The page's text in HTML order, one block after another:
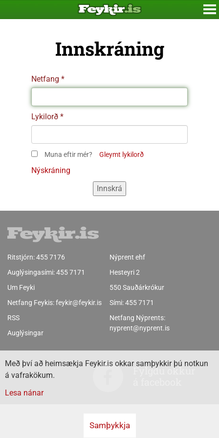
Innskráning
Netfang
Lykilorð
Muna eftir mér? Gleymt lykilorð
Nýskráning
Ritstjórn:455 7176
Auglýsingasími:455 7171
Um Feyki
Netfang Feykis:feykir@feykir.is
RSS
Auglýsingar
Nýprent ehf
Hesteyri 2
550 Sauðárkrókur
Sími:455 7171
Netfang Nýprents:
nyprent@nyprent.is
Fylgdu okkur
Með því að heimsækja Feykir.is okkar samþykkir þú notkun
á vafrakökum.
Lesa nánar
Samþykkja